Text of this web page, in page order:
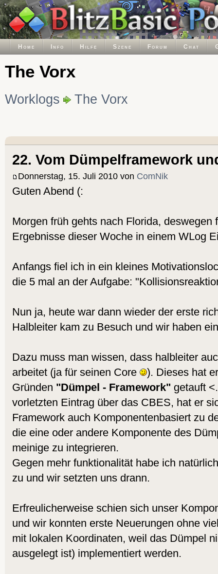
Home Info Hilfe Szene Forum Chat
The Vorx
Worklogs The Vorx
22. Vom Dümpelframework
Donnerstag, 15. Juli 2010 von ComNik
Guten Abend (:
Morgen früh gehts nach Florida, deswegen
Ergebnisse dieser Woche in einem WLog
Anfangs fiel ich in ein kleines
die 5 mal an der Aufgabe:
Nun ja, heute war dann wieder der erste
Halbleiter kam zu Besuch und wir haben
Dazu muss man wissen, dass halbleiter
arbeitet (ja für seinen Core
). Dieses hat
Gründen "Dümpel - Framework" getauft
vorletzten Eintrag über das CBES, hat er
Framework auch Komponentenbasiert zu
die eine oder andere Komponente des
meinige zu integrieren.
Gegen mehr funktionalität habe ich
zu und wir setzten uns drann.
Erfreulicherweise schien sich unser
und wir konnten erste Neuerungen ohne
mit lokalen Koordinaten, weil das Dümpel
ausgelegt ist) implementiert werden.